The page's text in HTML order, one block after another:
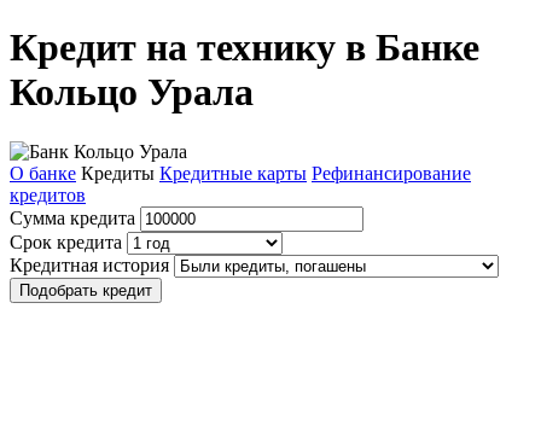
Кредит на технику в Банке
Кольцо Урала
О банке Кредиты Кредитные карты Рефинансирование
кредитов
Сумма кредита
Срок кредита
Кредитная история
Подобрать кредит